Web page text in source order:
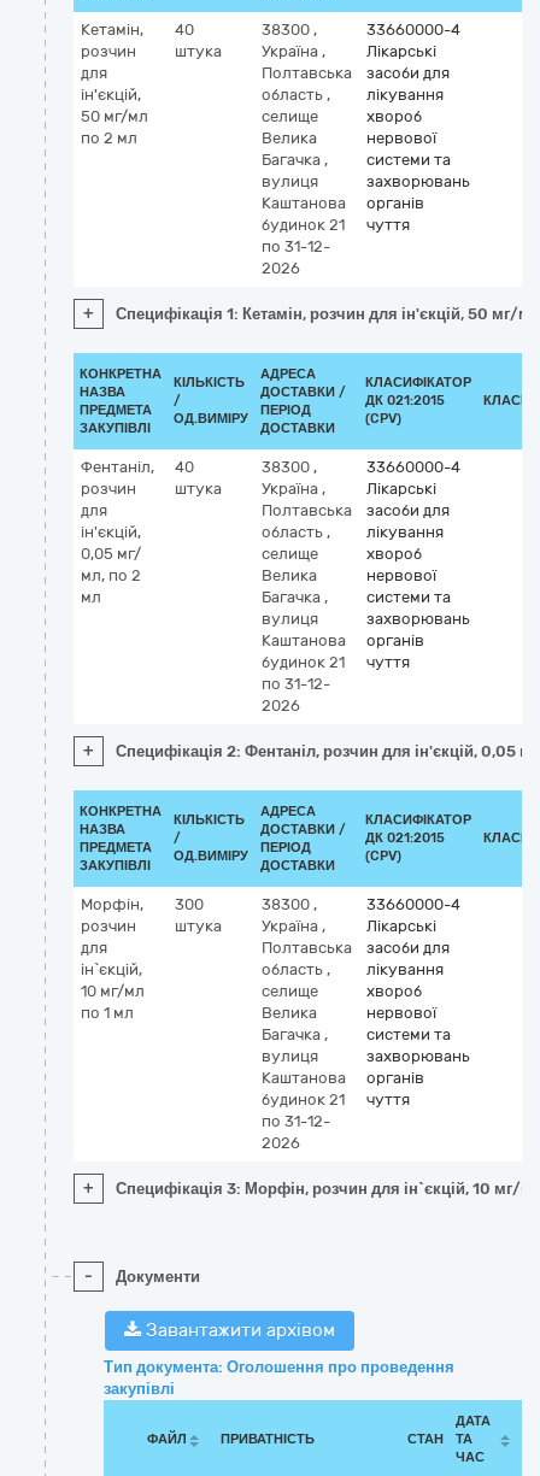
Кетамін,
розчин
для
ін'єкцій,
50 мг/мл
по 2 мл
40
штука
38300 ,
Україна ,
Полтавська
область ,
селище
Велика
Багачка ,
вулиця
Каштанова
будинок 21
по 31-12-
2026
33660000-4
Лікарські
засоби для
лікування
хвороб
нервової
системи та
захворювань
органів
чуття
+ Специфікація 1: Кетамін, розчин для ін'єкцій, 50 мг/
КОНКРЕТНА
НАЗВА
ПРЕДМЕТА
ЗАКУПІВЛІ
КІЛЬКІСТЬ
/
ОД.ВИМІРУ
АДРЕСА
ДОСТАВКИ /
ПЕРІОД
ДОСТАВКИ
КЛАСИФІКАТОР
ДК 021:2015
(CPV)
Фентаніл,
розчин
для
ін'єкцій,
0,05 мг/
мл, по 2
мл
40
штука
38300 ,
Україна ,
Полтавська
область ,
селище
Велика
Багачка ,
вулиця
Каштанова
будинок 21
по 31-12-
2026
33660000-4
Лікарські
засоби для
лікування
хвороб
нервової
системи та
захворювань
органів
чуття
+ Специфікація 2: Фентаніл, розчин для ін'єкцій, 0,05
КОНКРЕТНА
НАЗВА
ПРЕДМЕТА
ЗАКУПІВЛІ
КІЛЬКІСТЬ
/
ОД.ВИМІРУ
АДРЕСА
ДОСТАВКИ /
ПЕРІОД
ДОСТАВКИ
КЛАСИФІКАТОР
ДК 021:2015
(CPV)
Морфін,
розчин
для
ін`єкцій,
10 мг/мл
по 1 мл
300
штука
38300 ,
Україна ,
Полтавська
область ,
селище
Велика
Багачка ,
вулиця
Каштанова
будинок 21
по 31-12-
2026
33660000-4
Лікарські
засоби для
лікування
хвороб
нервової
системи та
захворювань
органів
чуття
+ Специфікація 3: Морфін, розчин для ін`єкцій, 10 мг/
- Документи
Завантажити архівом
Тип документа: Оголошення про проведення
закупівлі
ФАЙЛ ПРИВАТНІСТЬ СТАН
ДАТА
ТА
ЧАС